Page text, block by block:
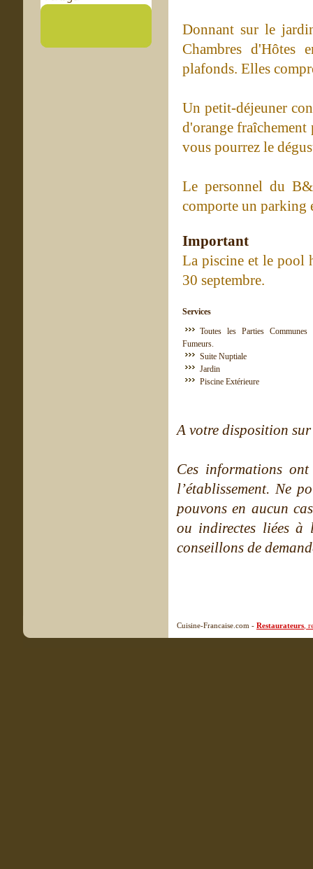
Donnant sur le
Chambres d'Hôtes
plafonds. Elles
Un petit-déjeuner
d'orange fraîchement
vous pourrez le
Le personnel du
comporte un parking
Important
La piscine et le pool
30 septembre.
Services
Toutes les Parties
Fumeurs.
Suite Nuptiale
Jardin
Piscine Extérieure
A votre disposition
Ces informations
l’établissement. Ne
pouvons en aucun
ou indirectes liées à
conseillons de
Cuisine-Francaise.com - Restaurateurs ,